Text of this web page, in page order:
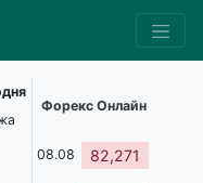
Форекс Онлайн
08.08 82,271